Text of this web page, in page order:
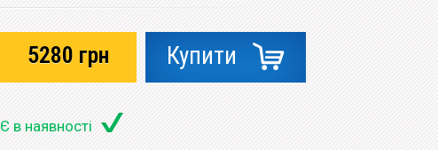
5280 грн Купити
Є в наявності